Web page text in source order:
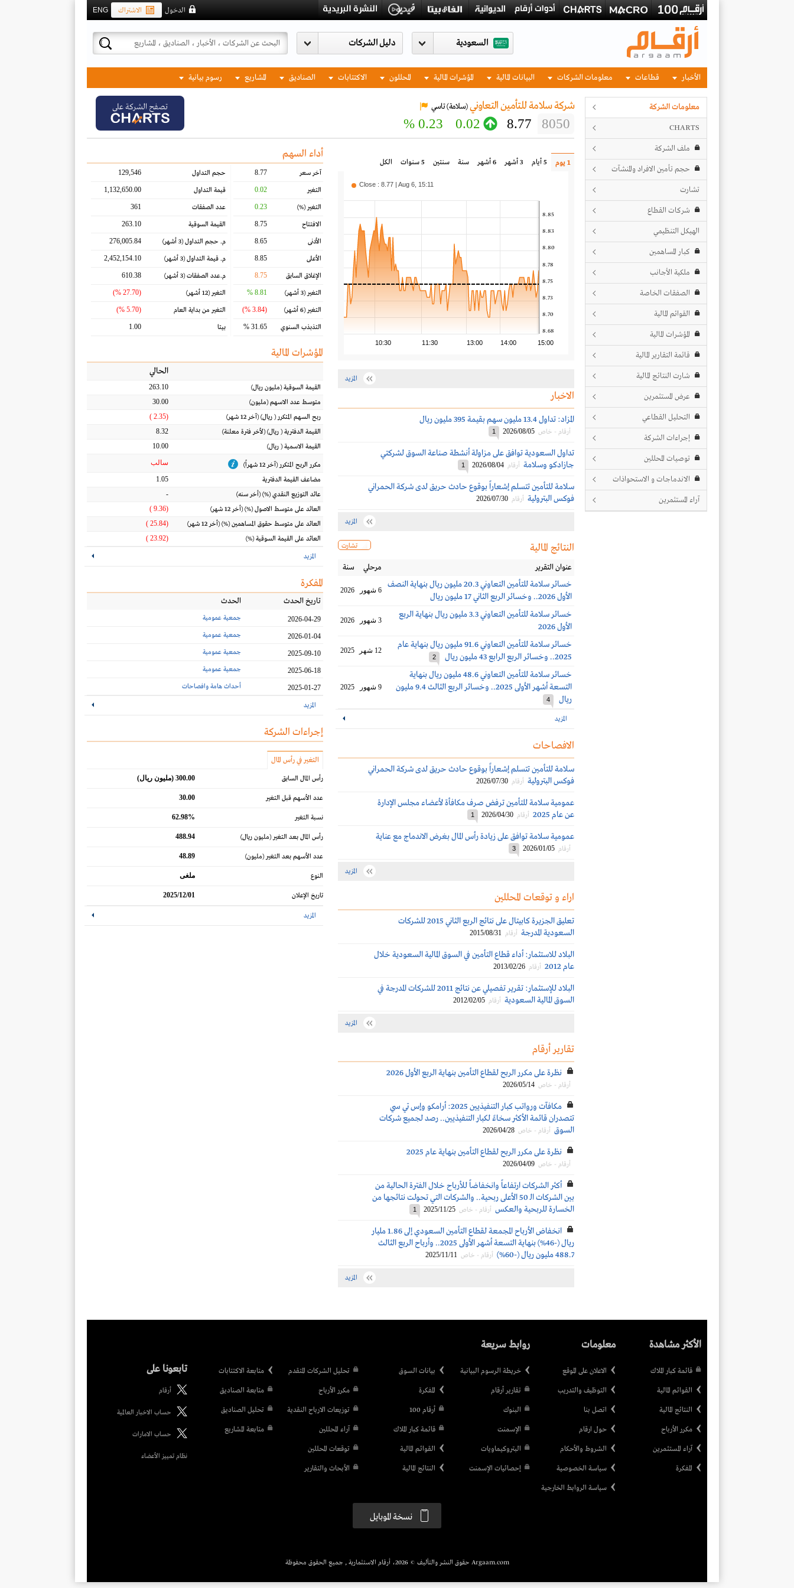
ENG الاشتراك الدخول
السعودية
الأخبار قطاعات معلومات الشركات البيانات المالية المؤشرات المالية المحللون الاكتتابات الصناديق المشاريع رسوم بيانية
معلومات الشركة
CHARTS
ملف الشركة
حجم تأمين الافراد والمنشآت
تشارت
شركات القطاع
الهيكل التنظيمي
كبار المساهمين
ملكية الأجانب
الصفقات الخاصة
القوائم المالية
المؤشرات المالية
قائمة التقارير المالية
شارت النتائج المالية
عرض المستثمرين
التحليل القطاعي
إجراءات الشركة
توصيات المحللين
الاندماجات و الاستحواذات
آراء المستثمرين
شركة سلامة للتأمين التعاوني (سلامة)تاسي
8050
8.77
0.02
0.23 %
تصفح الشركة على
1 يوم 5 أيام 3 أشهر 6 أشهر سنة سنتين 5 سنوات الكل
10:30 11:30 13:00 14:00 15:00
8.68
8.70
8.73
8.75
8.78
8.80
8.83
8.85
Close : 8.77 | Aug 6, 15:11
المزيد
الاخبار
المزاد: تداول 13.4 مليون سهم بقيمة 395 مليون ريال
أرقام - خاص 2026/08/05
1
تداول السعودية توافق على مزاولة أنشطة صناعة السوق لشركتي
جازادكو وسلامة أرقام 2026/08/04
1
سلامة للتأمين تتسلم إشعاراً بوقوع حادث حريق لدى شركة الحمراني
فوكس البترولية أرقام 2026/07/30
المزيد
تشارت النتائج المالية
عنوان التقرير مرحلي سنة
خسائر سلامة للتأمين التعاوني 20.3 مليون ريال بنهاية النصف
الأول 2026.. وخسائر الربع الثاني 17 مليون ريال
6 شهور 2026
خسائر سلامة للتأمين التعاوني 3.3 مليون ريال بنهاية الربع
الأول 2026
3 شهور 2026
خسائر سلامة للتأمين التعاوني 91.6 مليون ريال بنهاية عام
2025.. وخسائر الربع الرابع 43 مليون ريال
2
12 شهر 2025
خسائر سلامة للتأمين التعاوني 48.6 مليون ريال بنهاية
التسعة أشهر الأولى 2025.. وخسائر الربع الثالث 9.4 مليون
ريال
4
9 شهور 2025
المزيد
الافصاحات
سلامة للتأمين تتسلم إشعاراً بوقوع حادث حريق لدى شركة الحمراني
فوكس البترولية أرقام 2026/07/30
عمومية سلامة للتأمين ترفض صرف مكافأة لأعضاء مجلس الإدارة
عن عام 2025
أرقام 2026/04/30
1
عمومية سلامة توافق على زيادة رأس المال بغرض الاندماج مع عناية
أرقام 2026/01/05
3
المزيد
اراء و توقعات المحللين
تعليق الجزيرة كابيتال على نتائج الربع الثاني 2015 للشركات
السعودية المدرجة‎ أرقام 2015/08/31
البلاد للاستثمار: أداء قطاع التأمين في السوق المالية السعودية خلال
عام 2012
أرقام 2013/02/26
البلاد للإستثمار: تقرير تفصيلي عن نتائج 2011 للشركات المدرجة في
السوق المالية السعودية أرقام 2012/02/05
المزيد
تقارير أرقام
نظرة على مكرر الربح لقطاع التأمين بنهاية الربع الأول 2026
أرقام - خاص 2026/05/14
مكافآت ورواتب كبار التنفيذيين 2025: أرامكو وإس تي سي
تتصدران قائمة الأكثر سخاءً لكبار التنفيذيين.. رصد لجميع شركات
السوق أرقام - خاص 2026/04/28
نظرة على مكرر الربح لقطاع التأمين بنهاية عام 2025
أرقام - خاص 2026/04/09
أكثر الشركات ارتفاعاً وانخفاضاً للأرباح خلال الفترة الحالية من
بين الشركات الـ 50 الأعلى ربحية.. والشركات التي تحولت نتائجها من
الخسارة للربحية والعكس أرقام - خاص 2025/11/25
1
انخفاض الأرباح المجمعة لقطاع التأمين السعودي إلى 1.86 مليار
ريال (-46%) بنهاية التسعة أشهر الأولى 2025.. وأرباح الربع الثالث
488.7 مليون ريال (-60%)
أرقام - خاص 2025/11/11
المزيد
أداء السهم
آخر سعر 8.77
التغير 0.02
التغير(%)
0.23
الافتتاح 8.75
الأدنى 8.65
الأعلى 8.85
الإغلاق السابق 8.75
التغير(3 أشهر) 8.81 %
التغير(6 أشهر) (3.84 %)
التذبذب السنوي 31.65 %
حجم التداول 129,546
قيمة التداول 1,132,650.00
عدد الصفقات 361
القيمة السوقية 263.10
م. حجم التداول(3 أشهر) 276,005.84
م. قيمة التداول(3 أشهر) 2,452,154.10
م.عدد الصفقات(3 أشهر) 610.38
التغير(12 أشهر) (27.70 %)
التغير من بداية العام (5.70 %)
بيتا 1.00
المؤشرات المالية
الحالي
القيمة السوقية(مليون ريال)
263.10
متوسط عدد الاسهم(مليون)
30.00
ربح السهم المتكرر( ريال) (آخر 12 شهر)
(2.35 )
القيمة الدفترية( ريال) (لأخر فترة معلنة)
8.32
القيمة الاسمية( ريال)
10.00
مكرر الربح المتكرر (آخر 12 شهراً) سالب
مضاعف القيمة الدفترية
1.05
عائد التوزيع النقدي(%) (أخر سنه)
-
العائد على متوسط الاصول(%) (أخر 12 شهر)
(9.36 )
العائد على متوسط حقوق المساهمين(%) (أخر 12 شهر)
(25.84 )
العائد على القيمة السوقية(%)
(23.92 )
المزيد
المفكرة
تاريخ الحدث الحدث
2026-04-29 جمعية عمومية
2026-01-04 جمعية عمومية
2025-09-10 جمعية عمومية
2025-06-18 جمعية عمومية
2025-01-27 أحداث هامة وافصاحات
المزيد
إجراءات الشركة
التغير في رأس المال
رأس المال السابق 300.00 (مليون ريال)
عدد الأسهم قبل التغير 30.00
نسبة التغير 62.98%
رأس المال بعد التغير(مليون ريال) 488.94
عدد الأسهم بعد التغير(مليون) 48.89
النوع ملغى
تاريخ الإعلان 2025/12/01
المزيد
الأكثر مشاهدة
قائمة كبار الملاك
القوائم المالية
النتائج المالية
مكرر الأرباح
آراء المستثمرين
المفكرة
معلومات
الاعلان على الموقع
التوظيف والتدريب
اتصل بنا
حول ارقام
الشروط والأحكام
سياسة الخصوصية
سياسة الروابط الخارجية
روابط سريعة
خريطة الرسوم البيانية
تقارير أرقام
البنوك
الإسمنت
البتروكيماويات
إحصائيات الإسمنت
بيانات السوق
المفكرة
أرقام 100
قائمة كبار الملاك
القوائم المالية
النتائج المالية
تحليل الشركات المتقدم
مكرر الأرباح
توزيعات الارباح النقدية
آراء المحللين
توقعات المحللين
الأبحاث والتقارير
متابعة الاكتتابات
متابعة الصناديق
تحليل الصناديق
متابعة المشاريع
تابعونا على
أرقام
حساب الاخبار العالمية
حساب الامارات
نظام تمييز الأعضاء
نسخة الموبايل
Argaam.com حقوق النشر والتأليف © 2026، أرقام الاستثمارية , جميع الحقوق محفوظة